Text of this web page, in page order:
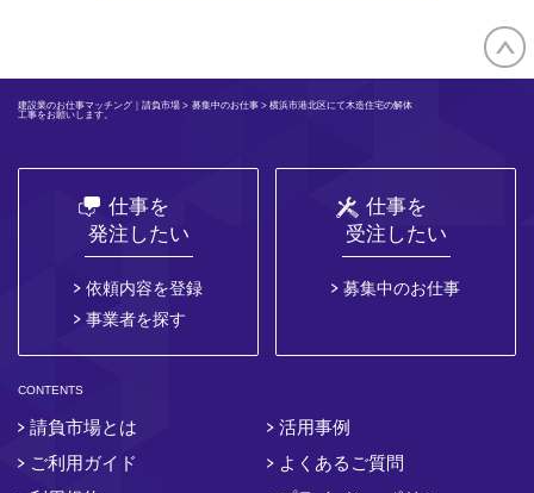
建設業のお仕事マッチング｜請負市場 > 募集中のお仕事> 横浜市港北区にて木造住宅の解体
工事をお願いします。
仕事を
発注したい
依頼内容を登録
事業者を探す
仕事を
受注したい
募集中のお仕事
CONTENTS
請負市場とは
活用事例
ご利用ガイド
よくあるご質問